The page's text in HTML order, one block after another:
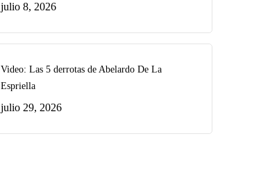
julio 8, 2026
Video: Las 5 derrotas de Abelardo De La
Espriella
julio 29, 2026